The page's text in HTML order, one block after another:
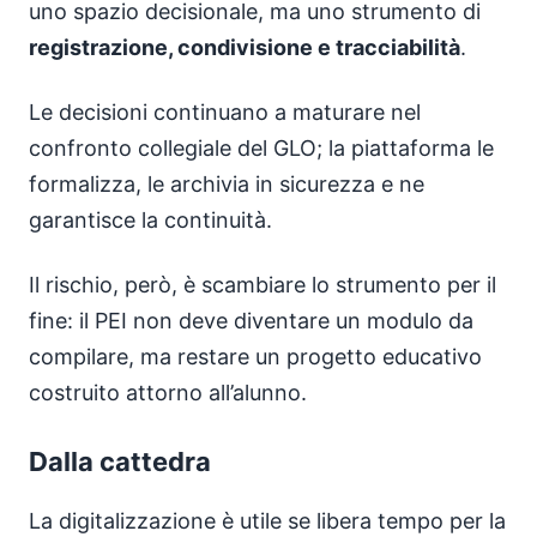
uno spazio decisionale, ma uno strumento di
registrazione, condivisione e tracciabilità.
Le decisioni continuano a maturare nel
confronto collegiale del GLO; la piattaforma le
formalizza, le archivia in sicurezza e ne
garantisce la continuità.
Il rischio, però, è scambiare lo strumento per il
fine: il PEI non deve diventare un modulo da
compilare, ma restare un progetto educativo
costruito attorno all’alunno.
Dalla cattedra
La digitalizzazione è utile se libera tempo per la